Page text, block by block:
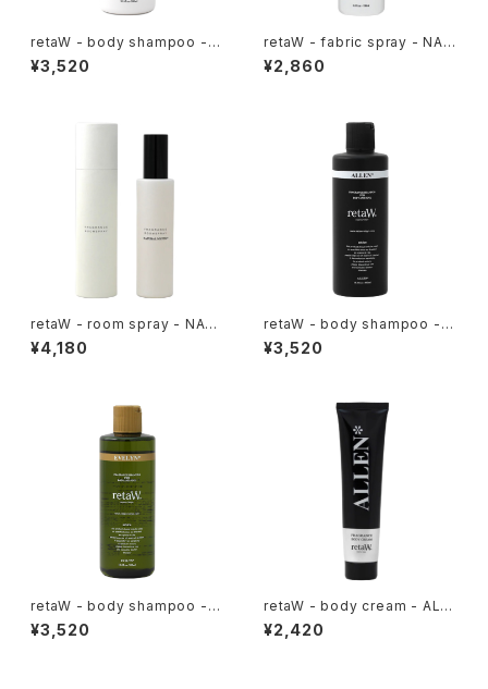
retaW - body shampoo - N
ATURAL MYSTIC*
¥3,520
retaW - fabric spray - NAT
URAL MYSTIC*
¥2,860
retaW - room spray - NAT
URAL MYSTIC*
¥4,180
retaW - body shampoo - A
LLEN*
¥3,520
retaW - body shampoo - E
VELYN*
¥3,520
retaW - body cream - ALLE
N*
¥2,420